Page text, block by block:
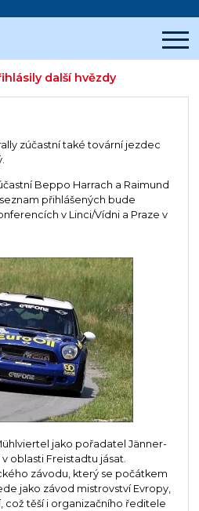
další hvězdy
zúčastní také tovární jezdec
Beppo Harrach a Raimund
přihlášených bude
v Linci/Vídni a Praze v
jako pořadatel Jänner-
v oblasti Freistadtu jásat.
závodu, který se počátkem
jako závod mistrovství Evropy,
což těší i organizačního ředitele